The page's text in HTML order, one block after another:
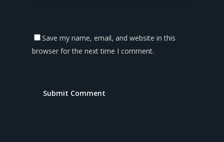
Save my name, email, and website in this
browser for the next time I comment.